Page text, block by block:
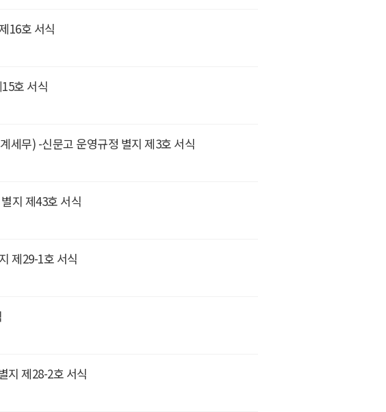
16호 서식
호 서식
무) -신문고 운영규정 별지 제3호 서식
지 제43호 서식
제29-1호 서식
지 제28-2호 서식